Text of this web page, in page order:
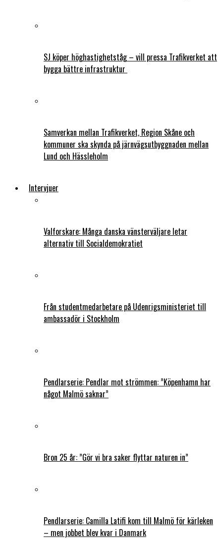
SJ köper höghastighetståg – vill pressa Trafikverket att
bygga bättre infrastruktur
Samverkan mellan Trafikverket, Region Skåne och
kommuner ska skynda på järnvägsutbyggnaden mellan
Lund och Hässleholm
Intervjuer
Valforskare: Många danska vänsterväljare letar
alternativ till Socialdemokratiet
Från studentmedarbetare på Udenrigsministeriet till
ambassadör i Stockholm
Pendlarserie: Pendlar mot strömmen: ”Köpenhamn har
något Malmö saknar”
Bron 25 år: ”Gör vi bra saker flyttar naturen in”
Pendlarserie: Camilla Latifi kom till Malmö för kärleken
– men jobbet blev kvar i Danmark